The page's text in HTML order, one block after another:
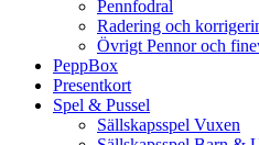
Pennfodral
Radering och
Övrigt Pennor och
PeppBox
Presentkort
Spel & Pussel
Sällskapsspel Vuxen